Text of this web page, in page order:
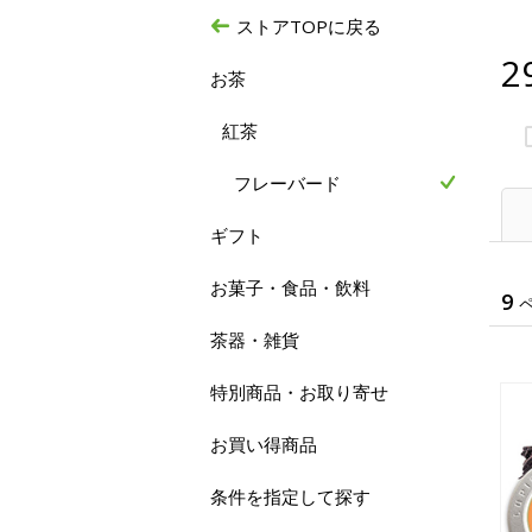
9
ストアTOPに戻る
お茶
紅茶
フレーバード
ギフト
お菓子・食品・飲料
茶器・雑貨
特別商品・お取り寄せ
お買い得商品
条件を指定して探す